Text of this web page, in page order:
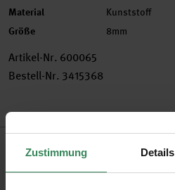
Zustimmung Details
Material Kunststoff
Größe 8mm
Artikel-Nr. 600065
Bestell-Nr. 3415368
Produktbeschreibung